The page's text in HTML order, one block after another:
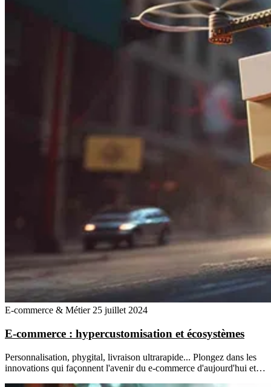
E-commerce & Métier 25 juillet 2024
E-commerce : hypercustomisation et écosystèmes
Personnalisation, phygital, livraison ultrarapide... Plongez dans les
innovations qui façonnent l'avenir du e-commerce d'aujourd'hui et…